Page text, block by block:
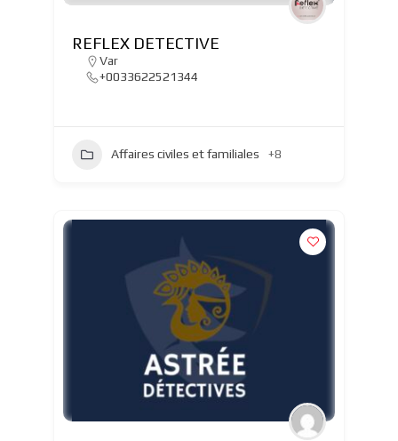
REFLEX DETECTIVE
Var
+0033622521344
Affaires civiles et familiales +8